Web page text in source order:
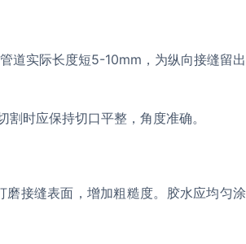
道实际长度短5-10mm，为纵向接缝留出
时应保持切口平整，角度准确。
接缝表面，增加粗糙度。胶水应均匀涂